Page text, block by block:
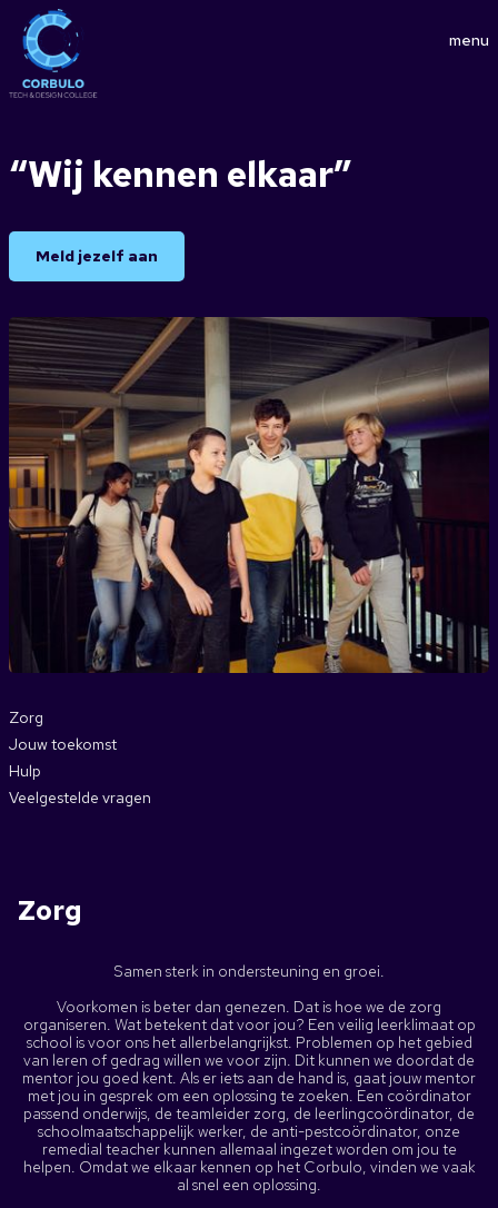
menu
“Wij kennen elkaar”
Meld jezelf aan
Zorg
Jouw toekomst
Hulp
Veelgestelde vragen
Zorg
Samen sterk in ondersteuning en groei.
Voorkomen is beter dan genezen. Dat is hoe we de zorg
organiseren. Wat betekent dat voor jou? Een veilig leerklimaat op
school is voor ons het allerbelangrijkst. Problemen op het gebied
van leren of gedrag willen we voor zijn. Dit kunnen we doordat de
mentor jou goed kent. Als er iets aan de hand is, gaat jouw mentor
met jou in gesprek om een oplossing te zoeken. Een coördinator
passend onderwijs, de teamleider zorg, de leerlingcoördinator, de
schoolmaatschappelijk werker, de anti-pestcoördinator, onze
remedial teacher kunnen allemaal ingezet worden om jou te
helpen. Omdat we elkaar kennen op het Corbulo, vinden we vaak
al snel een oplossing.